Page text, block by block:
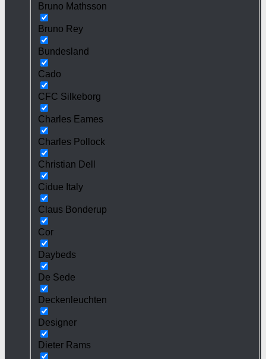
Bruno Mathsson
Bruno Rey
Bundesland
Cado
CFC Silkeborg
Charles Eames
Charles Pollock
Christian Dell
Cidue Italy
Claus Bonderup
Cor
Daybeds
De Sede
Deckenleuchten
Designer
Dieter Rams